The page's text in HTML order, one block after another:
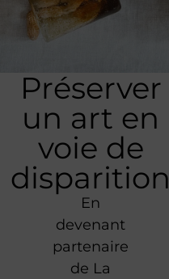
Préserver
un art en
voie de
disparition
En
devenant
partenaire
de La